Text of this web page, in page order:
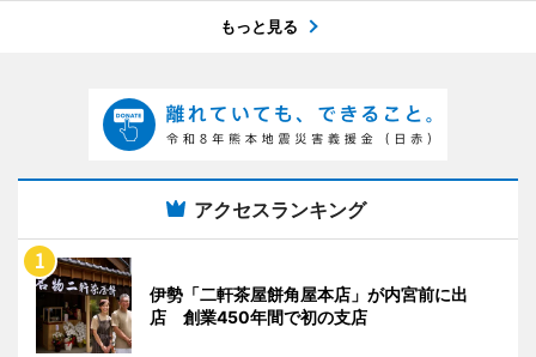
もっと見る
アクセスランキング
伊勢「二軒茶屋餅角屋本店」が内宮前に出
店 創業450年間で初の支店